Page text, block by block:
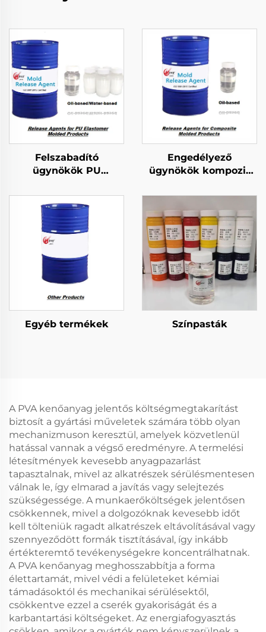
Felszabadító
ügynökök PU
termékekhez
Engedélyező
ügynökök kompozit
termékekhez
Egyéb termékek Színpasták
A PVA kenőanyag jelentős költségmegtakarítást
biztosít a gyártási műveletek számára több olyan
mechanizmuson keresztül, amelyek közvetlenül
hatással vannak a végső eredményre. A termelési
létesítmények kevesebb anyagpazarlást
tapasztalnak, mivel az alkatrészek sérülésmentesen
válnak le, így elmarad a javítás vagy selejtezés
szükségessége. A munkaerőköltségek jelentősen
csökkennek, mivel a dolgozóknak kevesebb időt
kell tölteniük ragadt alkatrészek eltávolításával vagy
szennyeződött formák tisztításával, így inkább
értékteremtő tevékenységekre koncentrálhatnak.
A PVA kenőanyag meghosszabbítja a forma
élettartamát, mivel védi a felületeket kémiai
támadásoktól és mechanikai sérülésektől,
csökkentve ezzel a cserék gyakoriságát és a
karbantartási költségeket. Az energiafogyasztás